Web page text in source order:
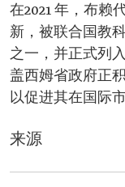
在2021 年，布赖
新，被联合国教
之一，并正式列
盖西姆省政府正
以促进其在国际
来源